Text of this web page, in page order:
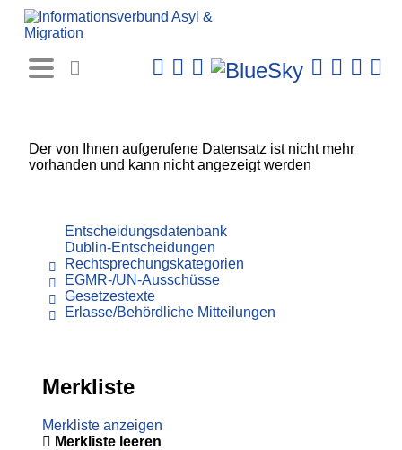
Der von Ihnen aufgerufene Datensatz ist nicht mehr
vorhanden und kann nicht angezeigt werden
Entscheidungsdatenbank
Dublin-Entscheidungen
Rechtsprechungskategorien
EGMR-/UN-Ausschüsse
Gesetzestexte
Erlasse/Behördliche Mitteilungen
Merkliste
Merkliste anzeigen
Merkliste leeren